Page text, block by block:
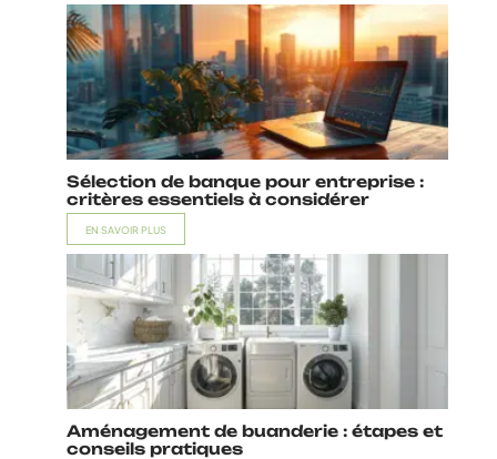
Sélection de banque pour entreprise :
critères essentiels à considérer
EN SAVOIR PLUS
Aménagement de buanderie : étapes et
conseils pratiques